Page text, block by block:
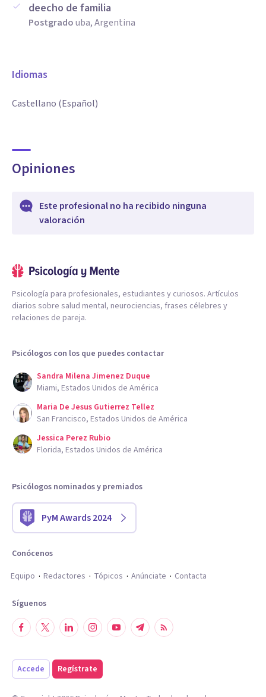
deecho de familia
Postgradouba, Argentina
Idiomas
Castellano (Español)
Opiniones
Este profesional no ha recibido ninguna
valoración
Psicología para profesionales, estudiantes y curiosos. Artículos
diarios sobre salud mental, neurociencias, frases célebres y
relaciones de pareja.
Psicólogos con los que puedes contactar
Sandra Milena Jimenez Duque
Miami, Estados Unidos de América
Maria De Jesus Gutierrez Tellez
San Francisco, Estados Unidos de América
Jessica Perez Rubio
Florida, Estados Unidos de América
Psicólogos nominados y premiados
PyM Awards 2024
Conócenos
Equipo
Redactores Tópicos Anúnciate Contacta
Síguenos
Accede Regístrate